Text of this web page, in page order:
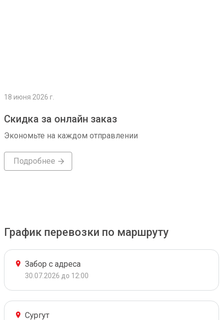
18 июня 2026 г.
Скидка за онлайн заказ
Экономьте на каждом отправлении
Подробнее
График перевозки по маршруту
Забор с адреса
30.07.2026 до 12:00
Сургут